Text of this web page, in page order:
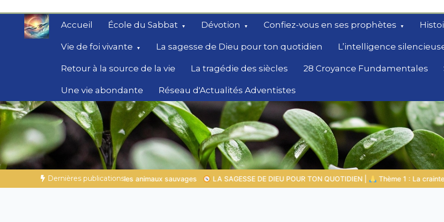
contenu
Accueil École du Sabbat Dévotion Confiez-vous en ses prophètes
Vie de foi vivante La sagesse de Dieu pour ton quotidien L’intelligence
Retour à la source de la vie La tragédie des siècles 28 Croyance Fundamentales
Une vie abondante Réseau d'Actualités Adventistes
Secrets de la Bible
Des éclairages bibliques pour ceux qui cherchent un
chemin
Dernières publications
sauvages LA SAGESSE DE DIEU POUR TON QUOTIDIEN | Thème 1 : La crainte du Seigneur | 1.7 La récompense de